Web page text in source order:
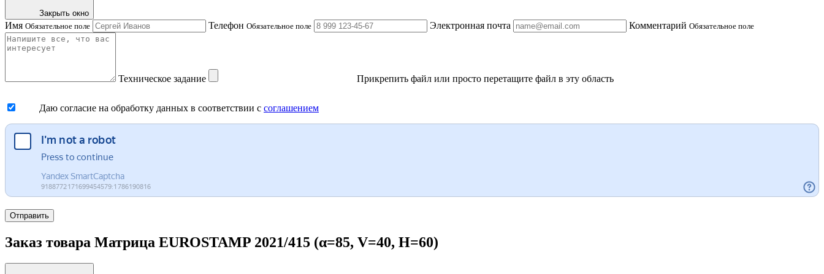
Закрыть окно
Имя Обязательное поле Телефон Обязательное поле Электронная почта Комментарий Обязательное поле
Техническое задание Прикрепить файл или просто перетащите файл в эту область
Даю согласие на обработку данных в соответствии с соглашением
Отправить
Заказ товара Матрица EUROSTAMP 2021/415 (α=85, V=40, H=60)